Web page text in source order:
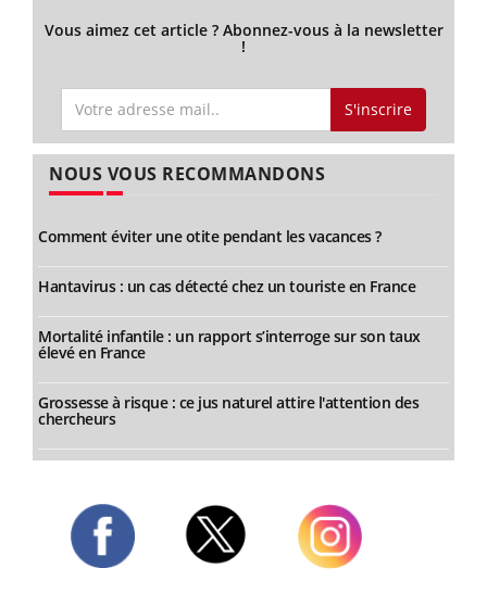
Vous aimez cet article ? Abonnez-vous à la newsletter
!
S'inscrire
NOUS VOUS RECOMMANDONS
Comment éviter une otite pendant les vacances ?
Hantavirus : un cas détecté chez un touriste en France
Mortalité infantile : un rapport s’interroge sur son taux
élevé en France
Grossesse à risque : ce jus naturel attire l'attention des
chercheurs